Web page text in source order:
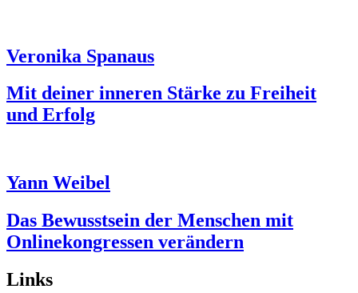
Veronika Spanaus
Mit deiner inneren Stärke zu Freiheit
und Erfolg
Yann Weibel
Das Bewusstsein der Menschen mit
Onlinekongressen verändern
Links